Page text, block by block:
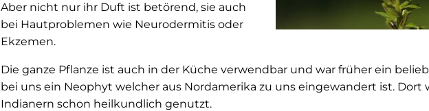
Aber nicht nur ihr Duft ist betörend, sie auch
bei Hautproblemen wie Neurodermitis oder
Ekzemen.
Die ganze Pflanze ist auch in der Küche verwendbar und war früher ein
bei uns ein Neophyt welcher aus Nordamerika zu uns eingewandert ist. Dort
Indianern schon heilkundlich genutzt.